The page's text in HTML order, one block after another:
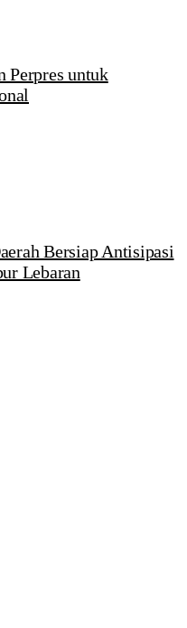
Perpres untuk
Bersiap Antisipasi
Lebaran